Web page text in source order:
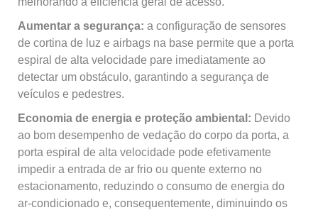
Aumentar a segurança: a configuração de sensores
de cortina de luz e airbags na base permite que a porta
espiral de alta velocidade pare imediatamente ao
detectar um obstáculo, garantindo a segurança de
veículos e pedestres.
Economia de energia e proteção ambiental: Devido
ao bom desempenho de vedação do corpo da porta, a
porta espiral de alta velocidade pode efetivamente
impedir a entrada de ar frio ou quente externo no
estacionamento, reduzindo o consumo de energia do
ar-condicionado e, consequentemente, diminuindo os